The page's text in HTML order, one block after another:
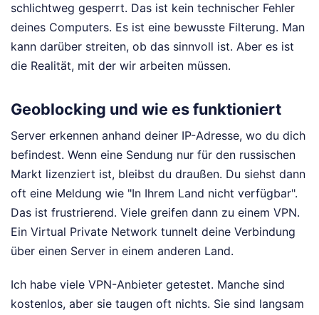
schlichtweg gesperrt. Das ist kein technischer Fehler
deines Computers. Es ist eine bewusste Filterung. Man
kann darüber streiten, ob das sinnvoll ist. Aber es ist
die Realität, mit der wir arbeiten müssen.
Geoblocking und wie es funktioniert
Server erkennen anhand deiner IP-Adresse, wo du dich
befindest. Wenn eine Sendung nur für den russischen
Markt lizenziert ist, bleibst du draußen. Du siehst dann
oft eine Meldung wie "In Ihrem Land nicht verfügbar".
Das ist frustrierend. Viele greifen dann zu einem VPN.
Ein Virtual Private Network tunnelt deine Verbindung
über einen Server in einem anderen Land.
Ich habe viele VPN-Anbieter getestet. Manche sind
kostenlos, aber sie taugen oft nichts. Sie sind langsam